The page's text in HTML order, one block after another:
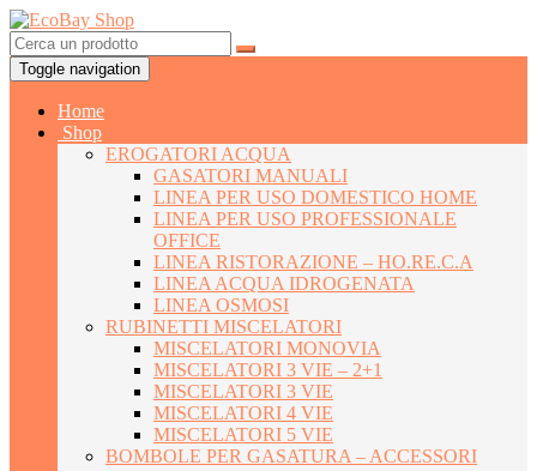
Toggle navigation
Home
Shop
EROGATORI ACQUA
GASATORI MANUALI
LINEA PER USO DOMESTICO HOME
LINEA PER USO PROFESSIONALE
OFFICE
LINEA RISTORAZIONE – HO.RE.C.A
LINEA ACQUA IDROGENATA
LINEA OSMOSI
RUBINETTI MISCELATORI
MISCELATORI MONOVIA
MISCELATORI 3 VIE – 2+1
MISCELATORI 3 VIE
MISCELATORI 4 VIE
MISCELATORI 5 VIE
BOMBOLE PER GASATURA – ACCESSORI